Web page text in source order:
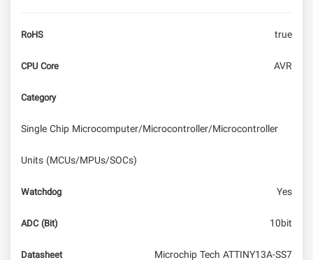
AVR چیست؟ + تاریخچه و بررسی تخصصی و معرفی
RoHS true
CPU Core AVR
Category
Single Chip Microcomputer/Microcontroller/Microcontroller
Units (MCUs/MPUs/SOCs)
Watchdog Yes
ADC (Bit) 10bit
Datasheet Microchip Tech ATTINY13A-SS7